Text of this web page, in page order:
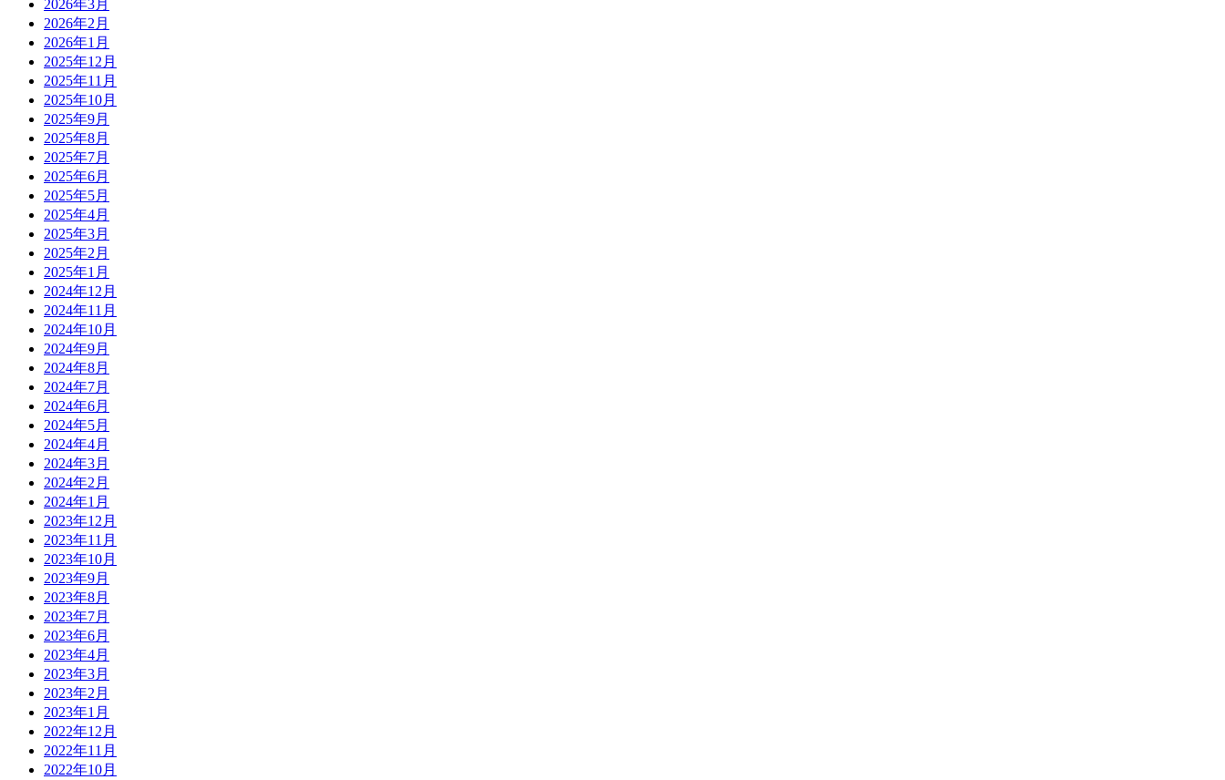
2026年3月
2026年2月
2026年1月
2025年12月
2025年11月
2025年10月
2025年9月
2025年8月
2025年7月
2025年6月
2025年5月
2025年4月
2025年3月
2025年2月
2025年1月
2024年12月
2024年11月
2024年10月
2024年9月
2024年8月
2024年7月
2024年6月
2024年5月
2024年4月
2024年3月
2024年2月
2024年1月
2023年12月
2023年11月
2023年10月
2023年9月
2023年8月
2023年7月
2023年6月
2023年4月
2023年3月
2023年2月
2023年1月
2022年12月
2022年11月
2022年10月